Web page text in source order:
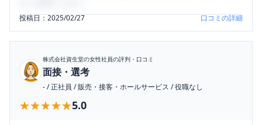
投稿日：2025/02/27 口コミの詳細
株式会社資生堂の女性社員の評判・口コミ
面接・選考
-/正社員 /販売・接客・ホールサービス /役職なし
★★★★★
★★★★★5.0